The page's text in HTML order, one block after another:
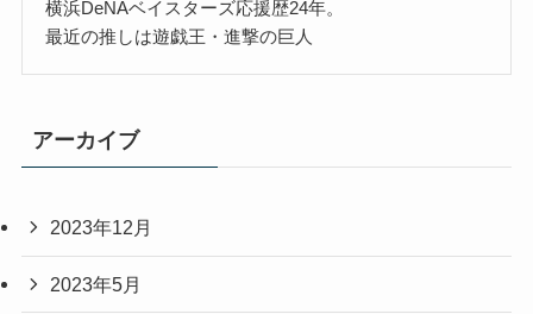
横浜DeNAベイスターズ応援歴24年。
最近の推しは遊戯王・進撃の巨人
アーカイブ
2023年12月
2023年5月